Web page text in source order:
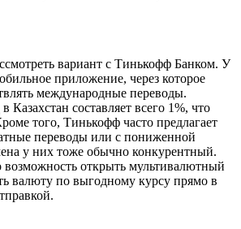
вариант с Тинькофф Банком. У
приложение, через которое
международные переводы.
Казахстан составляет всего 1%, что
того, Тинькофф часто предлагает
переводы или с пониженной
у них тоже обычно конкурентный.
открыть мультивалютный
валюту по выгодному курсу прямо в